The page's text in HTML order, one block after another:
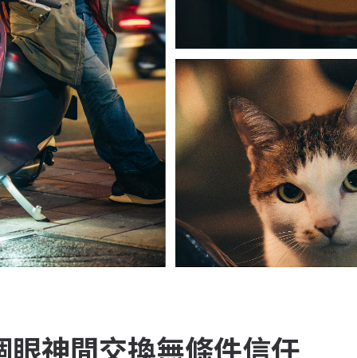
眼神間交換無條件信任